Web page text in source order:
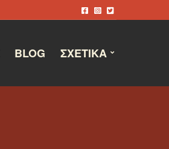
BLOG ΣΧΕΤΙΚΆ